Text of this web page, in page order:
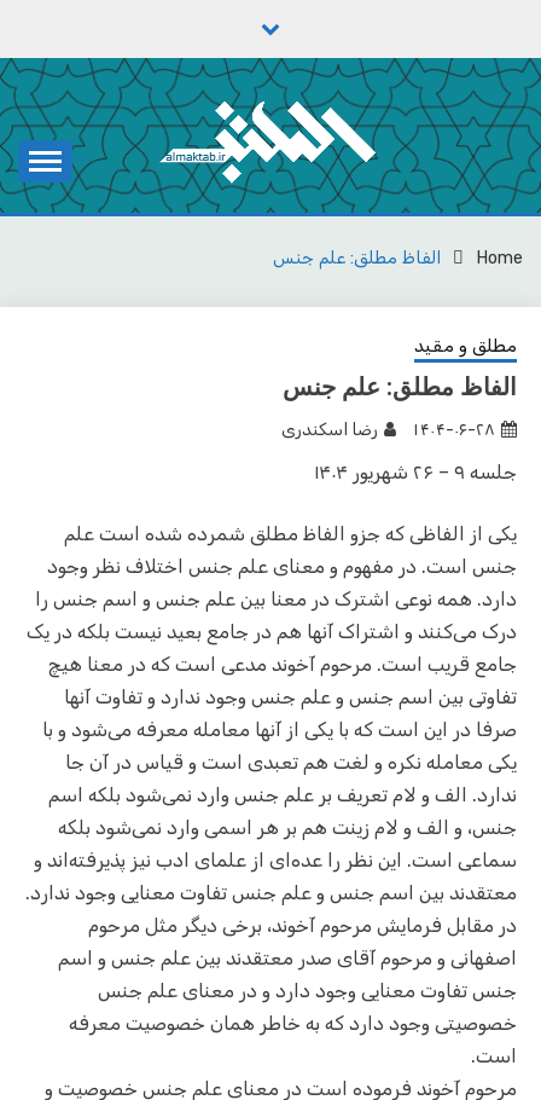
content
مکتب
یادداشت‌های رضا اسکندری
Home الفاظ مطلق: علم جنس
مطلق و مقید
الفاظ مطلق: علم جنس
۱۴۰۴-۰۶-۲۸ رضا اسکندری
جلسه ۹ – ۲۶ شهریور ۱۴۰۴
یکی از الفاظی که جزو الفاظ مطلق شمرده شده است علم
جنس است. در مفهوم و معنای علم جنس اختلاف نظر وجود
دارد. همه نوعی اشترک در معنا بین علم جنس و اسم جنس را
درک می‌کنند و اشتراک آنها هم در جامع بعید نیست بلکه در یک
جامع قریب است. مرحوم آخوند مدعی است که در معنا هیچ
تفاوتی بین اسم جنس و علم جنس وجود ندارد و تفاوت آنها
صرفا در این است که با یکی از آنها معامله معرفه می‌شود و با
یکی معامله نکره و لغت هم تعبدی است و قیاس در آن جا
ندارد. الف و لام تعریف بر علم جنس وارد نمی‌شود بلکه اسم
جنس، و الف و لام زینت هم بر هر اسمی وارد نمی‌شود بلکه
سماعی است. این نظر را عده‌ای از علمای ادب نیز پذیرفته‌اند و
معتقدند بین اسم جنس و علم جنس تفاوت معنایی وجود ندارد.
در مقابل فرمایش مرحوم آخوند، برخی دیگر مثل مرحوم
اصفهانی و مرحوم آقای صدر معتقدند بین علم جنس و اسم
جنس تفاوت معنایی وجود دارد و در معنای علم جنس
خصوصیتی وجود دارد که به خاطر همان خصوصیت معرفه
است.
مرحوم آخوند فرموده است در معنای علم جنس خصوصیت و